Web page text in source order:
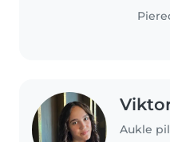
kursos,
Aukle